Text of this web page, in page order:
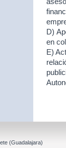
D)
en
E)
(Guadalajara)